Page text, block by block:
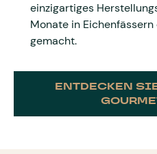
einzigartiges
Monate in
gemacht.
ENTDECKEN